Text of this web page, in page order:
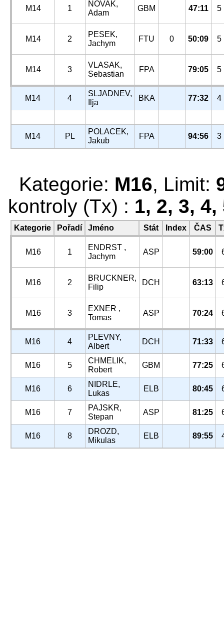
M14 1
NOVAK,
Adam
GBM 47:11 5
M14 2
PESEK,
Jachym
FTU 0 50:09 5
M14 3
VLASAK,
Sebastian
FPA 79:05 5
M14 4
SLJADNEV,
Ilja
BKA 77:32 4
M14 PL
POLACEK,
Jakub
FPA 94:56 3
Kategorie: M16, Limit:
kontroly (Tx) : 1, 2, 3, 4,
Kategorie Pořadí Jméno Stát Index ČAS
M16 1
ENDRST ,
Jachym
ASP 59:00
M16 2
BRUCKNER,
Filip
DCH 63:13
M16 3
EXNER ,
Tomas
ASP 70:24
M16 4
PLEVNY,
Albert
DCH 71:33
M16 5
CHMELIK,
Robert
GBM 77:25
M16 6
NIDRLE,
Lukas
ELB 80:45
M16 7
PAJSKR,
Stepan
ASP 81:25
M16 8
DROZD,
Mikulas
ELB 89:55